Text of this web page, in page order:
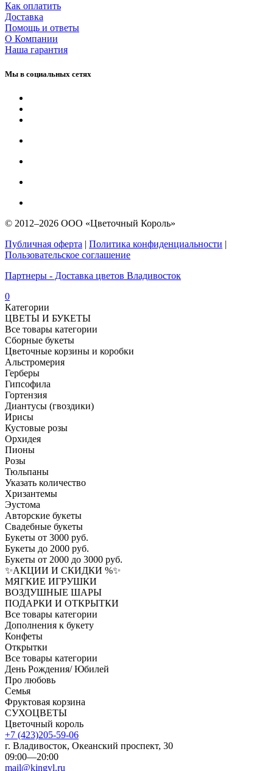
Как оплатить
Доставка
Помощь и ответы
О Компании
Наша гарантия
Мы в социальных сетях
© 2012–2026 ООО «Цветочный Король»
Публичная оферта | Политика конфиденциальности |
Пользовательское соглашение
Партнеры - Доставка цветов Владивосток
0
Категории
ЦВЕТЫ И БУКЕТЫ
Все товары категории
Сборные букеты
Цветочные корзины и коробки
Альстромерия
Герберы
Гипсофила
Гортензия​
Диантусы (гвоздики)
Ирисы
Кустовые розы
Орхидея
Пионы
Розы
Тюльпаны
Указать количество
Хризантемы
Эустома
Авторские букеты
Свадебные букеты
Букеты от 3000 руб.
Букеты до 2000 руб.
Букеты от 2000 до 3000 руб.
✨АКЦИИ И СКИДКИ %✨
МЯГКИЕ ИГРУШКИ
ВОЗДУШНЫЕ ШАРЫ
ПОДАРКИ И ОТКРЫТКИ
Все товары категории
Дополнения к букету
Конфеты
Открытки
Все товары категории
День Рождения/ Юбилей
Про любовь
Семья
Фруктовая корзина
СУХОЦВЕТЫ
Цветочный король
+7 (423)205-59-06
г. Владивосток, Океанский проспект, 30
09:00—20:00
mail@kingvl.ru